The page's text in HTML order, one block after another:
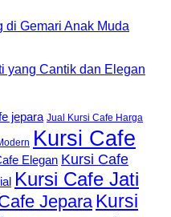
di Gemari Anak Muda
yang Cantik dan Elegan
jepara Jual Kursi Cafe Harga
Kursi Cafe
Elegan Kursi Cafe
Kursi Cafe Jati
Jepara Kursi